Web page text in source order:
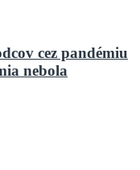
cez pandémiu
nebola